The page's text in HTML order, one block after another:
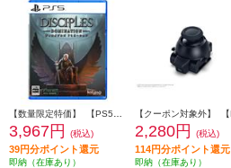
3,967円 (税込)
39円分ポイント還元
即納（在庫あり）
2,280円 (税込)
114円分ポイント還元
即納（在庫あり）